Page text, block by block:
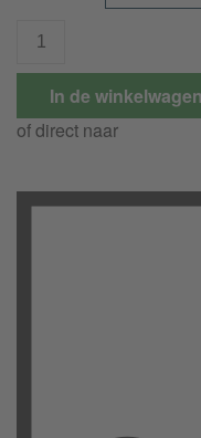
In de winkelwagen
of direct naar